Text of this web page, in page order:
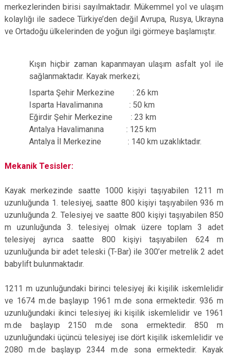
merkezlerinden birisi sayılmaktadır. Mükemmel yol ve ulaşım
kolaylığı ile sadece Türkiye’den değil Avrupa, Rusya, Ukrayna
ve Ortadoğu ülkelerinden de yoğun ilgi görmeye başlamıştır.
Kışın hiçbir zaman kapanmayan ulaşım asfalt yol ile
sağlanmaktadır. Kayak merkezi;
Isparta Şehir Merkezine : 26 km
Isparta Havalimanına : 50 km
Eğirdir Şehir Merkezine : 23 km
Antalya Havalimanına : 125 km
Antalya İl Merkezine : 140 km uzaklıktadır.
Mekanik Tesisler:
Kayak merkezinde saatte 1000 kişiyi taşıyabilen 1211 m
uzunluğunda 1. telesiyej, saatte 800 kişiyi taşıyabilen 936 m
uzunluğunda 2. Telesiyej ve saatte 800 kişiyi taşıyabilen 850
m uzunluğunda 3. telesiyej olmak üzere toplam 3 adet
telesiyej ayrıca saatte 800 kişiyi taşıyabilen 624 m
uzunluğunda bir adet teleski (T-Bar) ile 300’er metrelik 2 adet
babylift bulunmaktadır.
1211 m uzunluğundaki birinci telesiyej iki kişilik iskemlelidir
ve 1674 m.de başlayıp 1961 m.de sona ermektedir. 936 m
uzunluğundaki ikinci telesiyej iki kişilik iskemlelidir ve 1961
m.de başlayıp 2150 m.de sona ermektedir. 850 m
uzunluğundaki üçüncü telesiyej ise dört kişilik iskemlelidir ve
2080 m.de başlayıp 2344 m.de sona ermektedir. Kayak